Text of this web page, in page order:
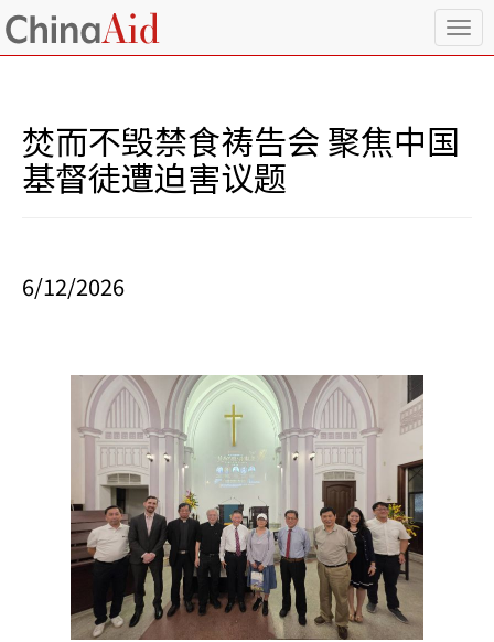
T
o
焚而不毁禁食祷告会 聚焦中国
基督徒遭迫害议题
6/12/2026